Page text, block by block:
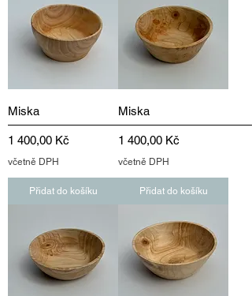
Miska
Cena
1 400,00 Kč
včetně DPH
Přidat do košíku
Miska
Cena
1 400,00 Kč
včetně DPH
Přidat do košíku